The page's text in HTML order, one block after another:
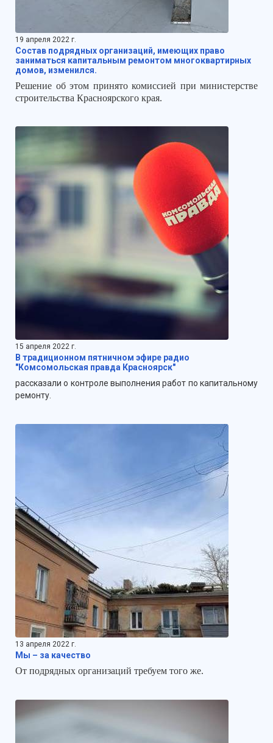
19 апреля 2022 г.
Состав подрядных организаций, имеющих право
заниматься капитальным ремонтом многоквартирных
домов, изменился.
Решение об этом принято комиссией при министерстве
строительства Красноярского края.
15 апреля 2022 г.
В традиционном пятничном эфире радио
"Комсомольская правда Красноярск"
рассказали о контроле выполнения работ по капитальному
ремонту.
13 апреля 2022 г.
Мы – за качество
От подрядных организаций требуем того же.